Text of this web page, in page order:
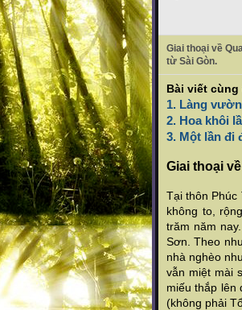
Giai thoại về
từ Sài Gòn.
Bài viết
1. Làng
2. Hoa khôi
3. Một lần đi
Giai thoại
Tại thôn Phúc
không to,
trăm năm
Sơn. Theo
nhà nghèo
vẫn miệt mài
miếu thắp lên
(không phải